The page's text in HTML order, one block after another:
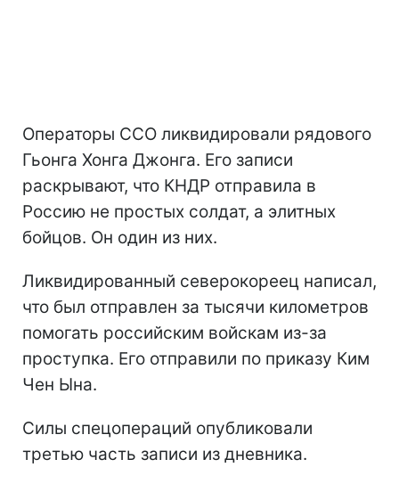
Операторы ССО ликвидировали рядового
Гьонга Хонга Джонга. Его записи
раскрывают, что КНДР отправила в
Россию не простых солдат, а элитных
бойцов. Он один из них.
Ликвидированный северокореец написал,
что был отправлен за тысячи километров
помогать российским войскам из-за
проступка. Его отправили по приказу Ким
Чен Ына.
Силы спецопераций опубликовали
третью часть записи из дневника.